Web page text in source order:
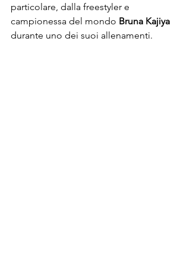
particolare, dalla freestyler e
campionessa del mondo Bruna Kajiya
durante uno dei suoi allenamenti.